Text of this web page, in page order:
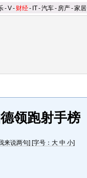
-V- 财经- IT-汽车- 房产-家居
领跑射手榜
来说两句] [字号： 大 中 小]